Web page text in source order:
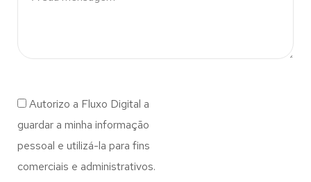
Autorizo a Fluxo Digital a
guardar a minha informação
pessoal e utilizá-la para fins
comerciais e administrativos.